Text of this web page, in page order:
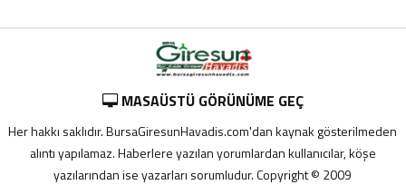
MASAÜSTÜ GÖRÜNÜME GEÇ
Her hakkı saklıdır. BursaGiresunHavadis.com'dan kaynak gösterilmeden
alıntı yapılamaz. Haberlere yazılan yorumlardan kullanıcılar, köşe
yazılarından ise yazarları sorumludur. Copyright © 2009